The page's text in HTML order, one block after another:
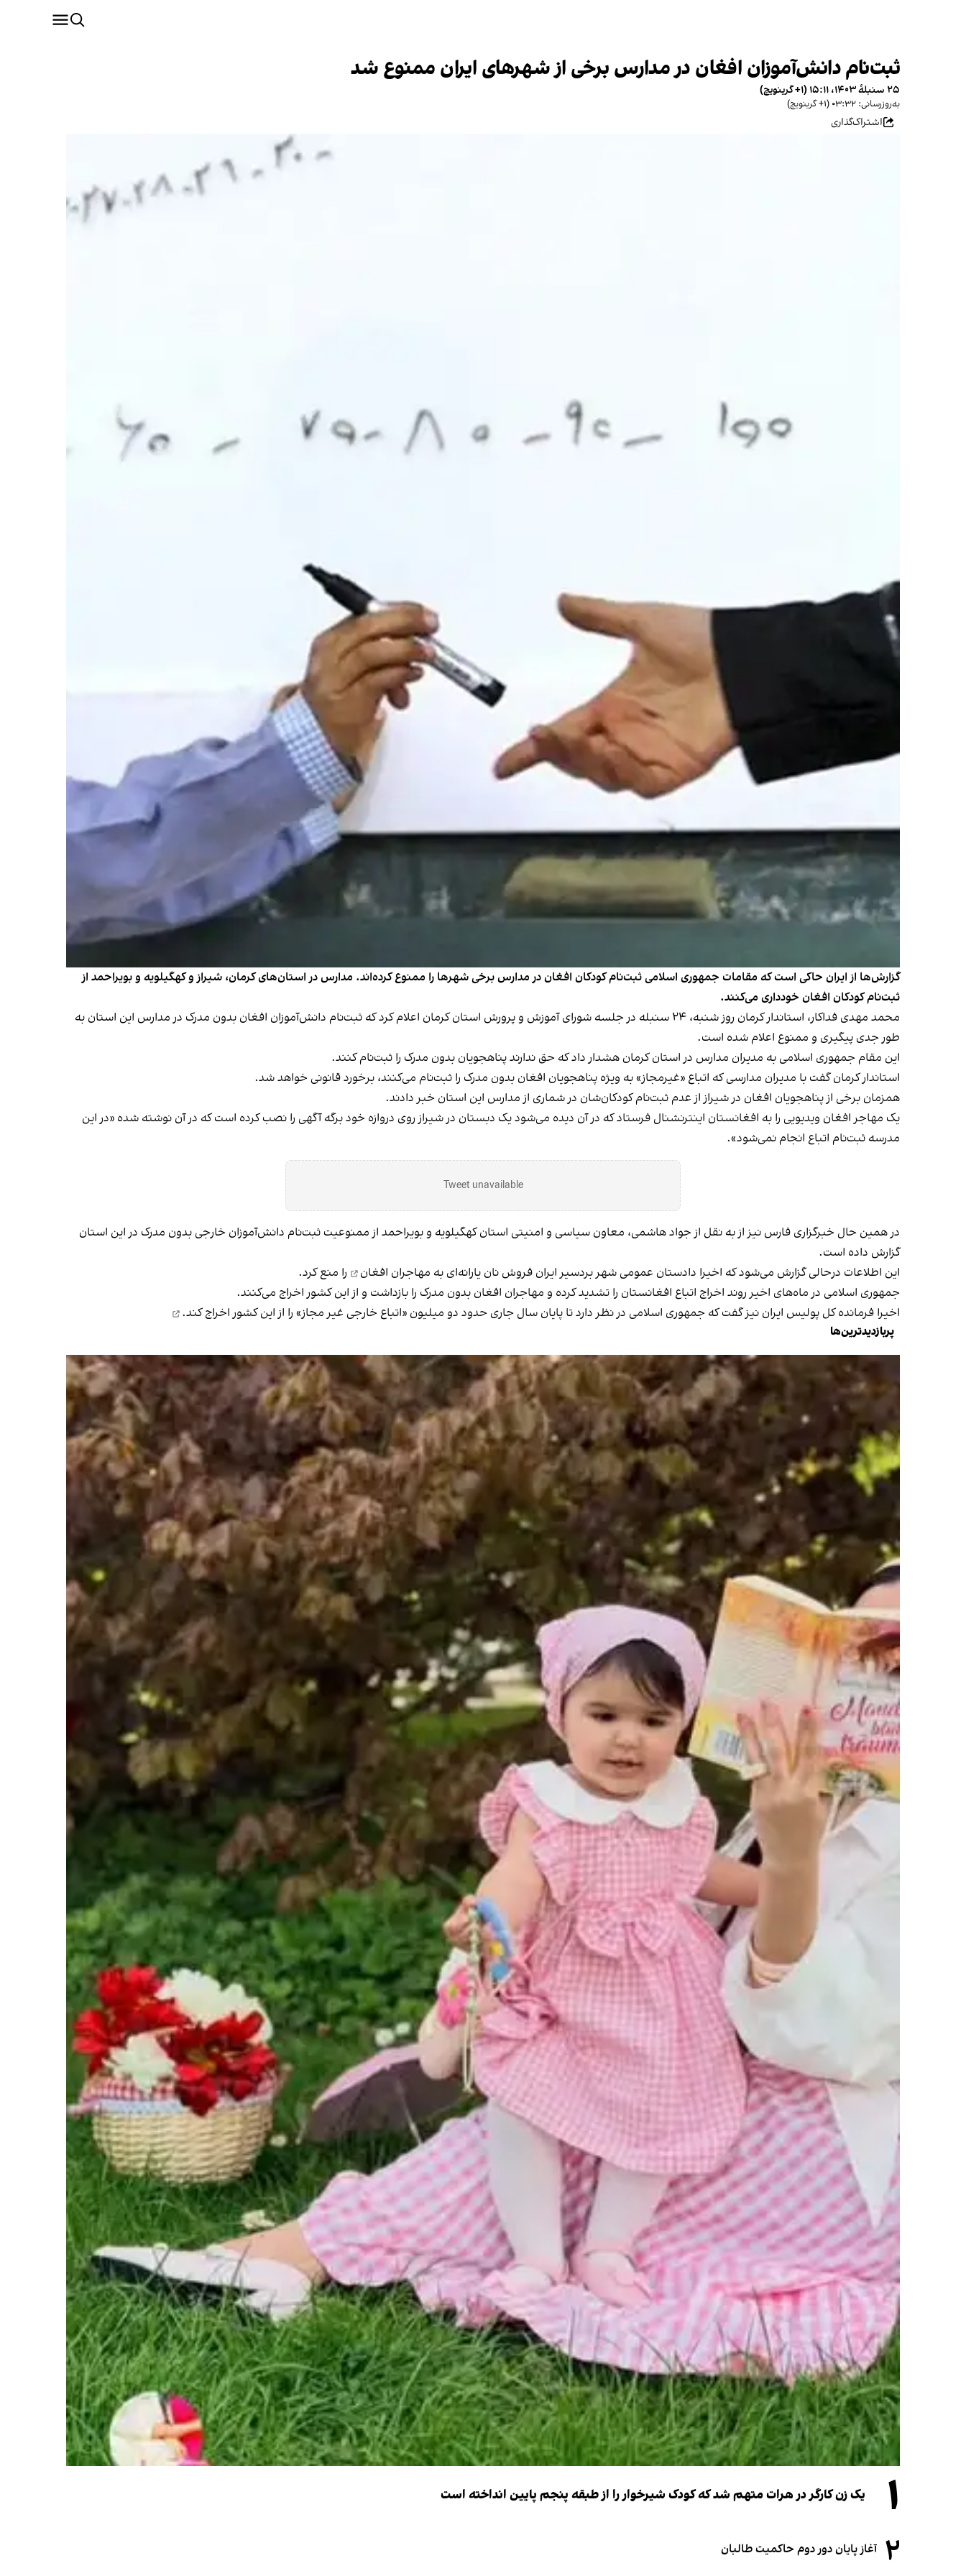
ثبت‌نام دانش‌آموزان افغان در مدارس برخی از شهرهای ایران ممنوع شد
۲۵ سنبلهٔ ۱۴۰۳، ۱۵:۱۱ (‎+۱ گرینویچ)
به‌روزرسانی: ۰۳:۳۲ (‎+۱ گرینویچ)
اشتراک‌گذاری
گزارش‌ها از ایران حاکی است که مقامات جمهوری اسلامی ثبت‌نام کودکان افغان در مدارس برخی شهرها را ممنوع کرده‌اند. مدارس در استان‌های کرمان، شیراز و کهگیلویه و بویراحمد از
ثبت‌نام کودکان افغان خودداری می‌کنند.
محمد مهدی فداکار، استاندار کرمان روز شنبه، ۲۴ سنبله در جلسه شورای آموزش و پرورش استان کرمان اعلام کرد که ثبت‌نام دانش‌آموزان افغان بدون مدرک در مدارس این استان به
طور جدی پیگیری و ممنوع اعلام شده است.
این مقام جمهوری اسلامی به مدیران مدارس در استان کرمان هشدار داد که حق ندارند پناهجویان بدون مدرک را ثبت‌نام کنند.
استاندار کرمان گفت با مدیران مدارسی که اتباع «غیرمجاز» به ویژه پناهجویان افغان بدون مدرک را ثبت‌نام می‌کنند، برخورد قانونی خواهد شد.
همزمان برخی از پناهجویان افغان در شیراز از عدم ثبت‌نام کودکان‌شان در شماری از مدارس این استان خبر دادند.
یک مهاجر افغان ویدیویی را به افغانستان اینترنشنال فرستاد که در آن دیده می‌شود یک دبستان در شیراز روی دروازه خود برگه آگهی را نصب کرده است که در آن نوشته شده «در این
مدرسه ثبت‌نام اتباع انجام نمی‌شود».
Tweet unavailable
در همین حال خبرگزاری فارس نیز از به نقل از جواد هاشمی، معاون سیاسی و امنیتی استان کهگیلویه و بویراحمد از ممنوعیت ثبت‌نام دانش‌آموزان خارجی بدون مدرک در این استان
گزارش داده است.
این اطلاعات درحالی گزارش می‌شود که اخیرا دادستان عمومی شهر بردسیر ایران فروش نان یارانه‌ای به مهاجران افغان
را منع کرد.
جمهوری اسلامی در ماه‌های اخیر روند اخراج اتباع افغانستان را تشدید کرده و مهاجران افغان بدون مدرک را بازداشت و از این کشور اخراج می‌کنند.
اخیرا فرمانده کل پولیس ایران نیز گفت که جمهوری اسلامی در نظر دارد تا پایان سال جاری حدود دو میلیون «اتباع خارجی غیر مجاز» را از این کشور اخراج کند.
پربازدیدترین‌ها
۱ یک زن کارگر در هرات متهم شد که کودک شیرخوار را از طبقه پنجم پایین انداخته است
۲ آغاز پایان دور دوم حاکمیت طالبان